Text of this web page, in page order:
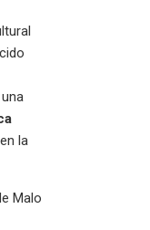
la
Malo